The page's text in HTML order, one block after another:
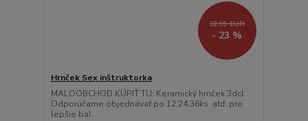
12,99 EUR
- 23 %
Hrnček Sex inštruktorka
MALOOBCHOD KÚPIŤ TU: Keramický hrnček 3dcl.
Odporúčame objednávať po 12,24,36ks atď. pre
lepšie bal...